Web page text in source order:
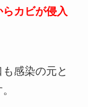
らカビが侵入
感染の元と